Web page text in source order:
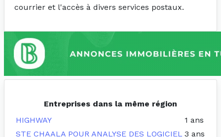
courrier et l'accès à divers services postaux.
Entreprises dans la même région
HIGHWAY
1 ans
STE CHAALA POUR ANALYSE DES LOGICIEL 3 ans